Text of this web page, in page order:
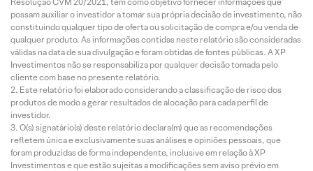
possam auxiliar o investidor a tomar sua própria decisão de investimento, não
constituindo qualquer tipo de oferta ou solicitação de compra e/ou venda de
qualquer produto. As informações contidas neste relatório são consideradas
válidas na data de sua divulgação e foram obtidas de fontes públicas. A XP
Investimentos não se responsabiliza por qualquer decisão tomada pelo
cliente com base no presente relatório.
Este relatório foi elaborado considerando a classificação de risco dos
produtos de modo a gerar resultados de alocação para cada perfil de
investidor.
O(s) signatário(s) deste relatório declara(m) que as recomendações
refletem única e exclusivamente suas análises e opiniões pessoais, que
foram produzidas de forma independente, inclusive em relação à XP
Investimentos e que estão sujeitas a modificações sem aviso prévio em